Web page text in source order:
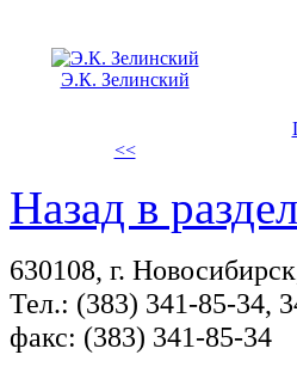
Э.К. Зелинский
<<
Назад в раздел
630108, г.
Тел.: (383) 341-85-34,
факс: (383) 341-85-34